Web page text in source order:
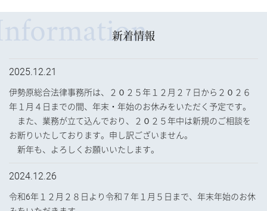
新着情報
2025.12.21
伊勢原総合法律事務所は、２０２５年１２月２７日から２０２６
年１月４日までの間、年末・年始のお休みをいただく予定です。
また、業務が立て込んでおり、２０２５年中は新規のご相談を
お断りいたしております。申し訳ございません。
新年も、よろしくお願いいたします。
2024.12.26
令和6年１２月２８日より令和７年１月５日まで、年末年始のお休